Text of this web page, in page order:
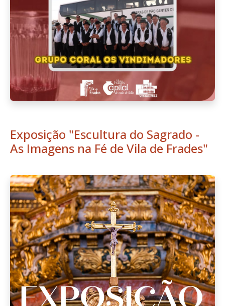
Exposição "Escultura do Sagrado -
As Imagens na Fé de Vila de Frades"